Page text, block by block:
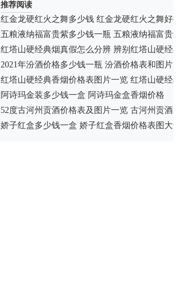
推荐阅读
红金龙硬红火之舞多少钱 红金龙硬红火之舞好抽
五粮液纳福富贵紫多少钱一瓶 五粮液纳福富贵紫
红塔山硬经典烟真假怎么分辨 辨别红塔山硬经典
2021年汾酒价格多少钱一瓶 汾酒价格表和图片大
红塔山硬经典香烟价格表图片一览 红塔山硬经典
阿诗玛金装多少钱一盒 阿诗玛金盒香烟价格
52度古河州贡酒价格表及图片一览 古河州贡酒52
娇子红盒多少钱一盒 娇子红盒香烟价格表图大全